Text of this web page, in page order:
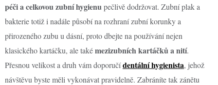
péči a celkovou zubní hygienu pečlivě dodržovat. Zubní plak a
bakterie totiž i nadále působí na rozhraní zubní korunky a
přirozeného zubu u dásní, proto dbejte na používání nejen
klasického kartáčku, ale takémezizubních kartáčků a nití.
Přesnou velikost a druh vám doporučídentální hygienista, jehož
návštěvu byste měli vykonávat pravidelně. Zabráníte tak zánětu